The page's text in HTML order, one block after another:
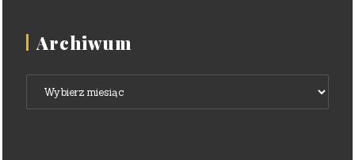
Archiwum
Archiwum